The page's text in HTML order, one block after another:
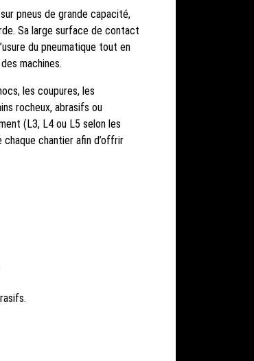
pneus de grande capacité,
Sa large surface de contact
du pneumatique tout en
machines.
les coupures, les
rocheux, abrasifs ou
(L3, L4 ou L5 selon les
chantier afin d’offrir